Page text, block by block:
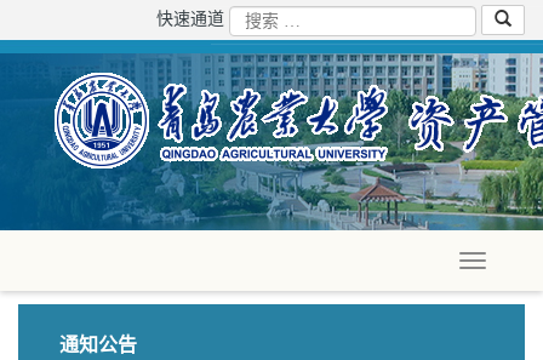
快速通道
通知公告